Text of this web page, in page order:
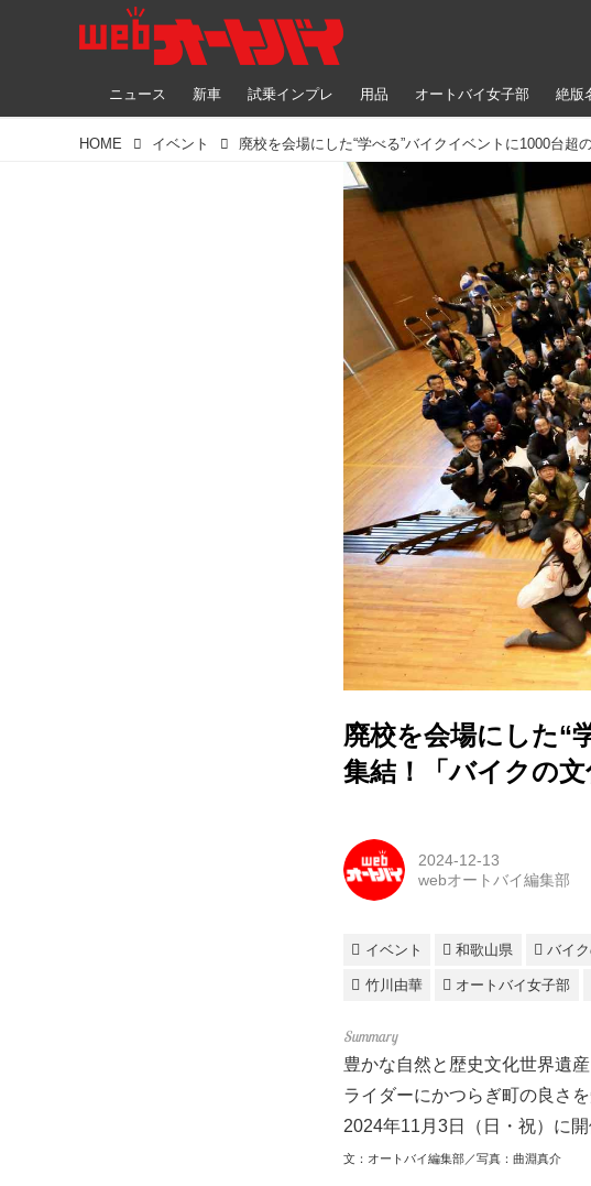
ニュース 新車 試乗インプレ 用品 オートバイ女子部 絶版
HOME イベント
廃校を会場にした“
集結！「バイクの
2024-12-13
webオートバイ編集部
イベント 和歌山県 バイ
竹川由華 オートバイ女子部
豊かな自然と歴史文化世界遺
ライダーにかつらぎ町の良さ
2024年11月3日（日・祝）に開
文：オートバイ編集部／写真：曲淵真介